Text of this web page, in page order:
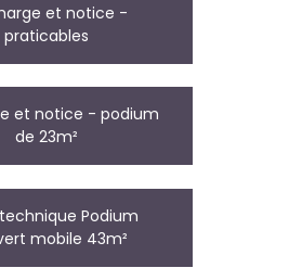
et notice -
praticables
et notice - podium
de 23m²
Podium
mobile 43m²